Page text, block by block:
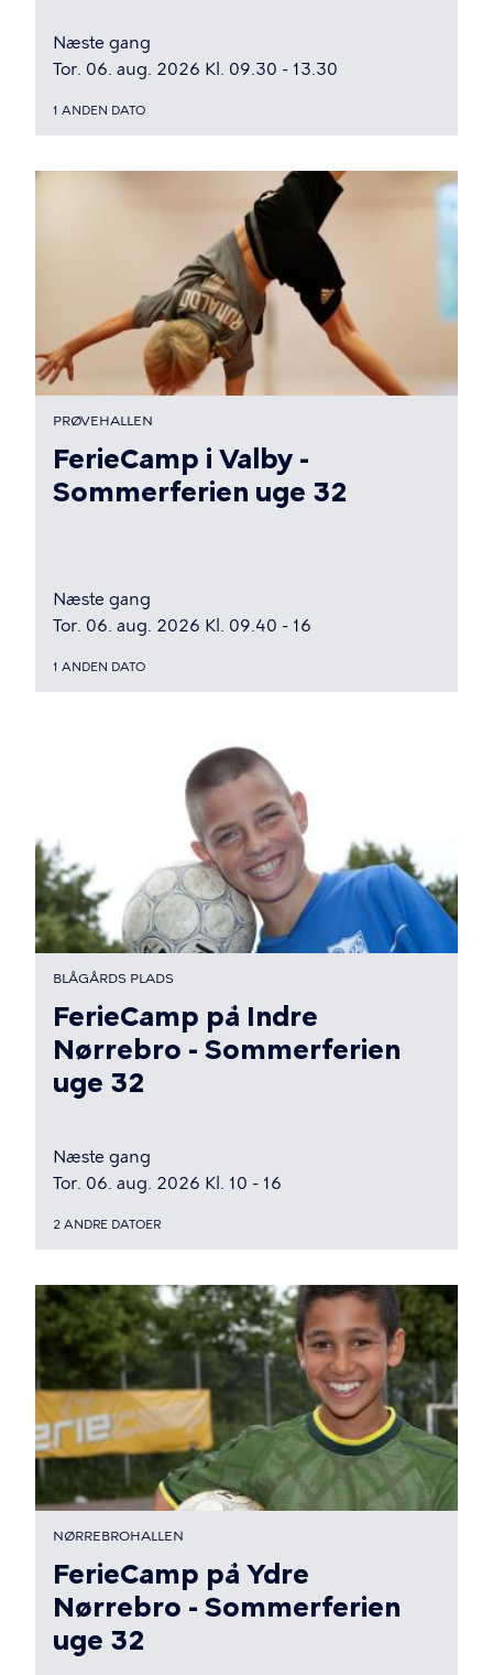
Næste gang
Tor. 06. aug. 2026 Kl. 09.30 - 13.30
1 ANDEN DATO
PRØVEHALLEN
FerieCamp i Valby -
Sommerferien uge 32
Næste gang
Tor. 06. aug. 2026 Kl. 09.40 - 16
1 ANDEN DATO
BLÅGÅRDS PLADS
FerieCamp på Indre
Nørrebro - Sommerferien
uge 32
Næste gang
Tor. 06. aug. 2026 Kl. 10 - 16
2 ANDRE DATOER
NØRREBROHALLEN
FerieCamp på Ydre
Nørrebro - Sommerferien
uge 32